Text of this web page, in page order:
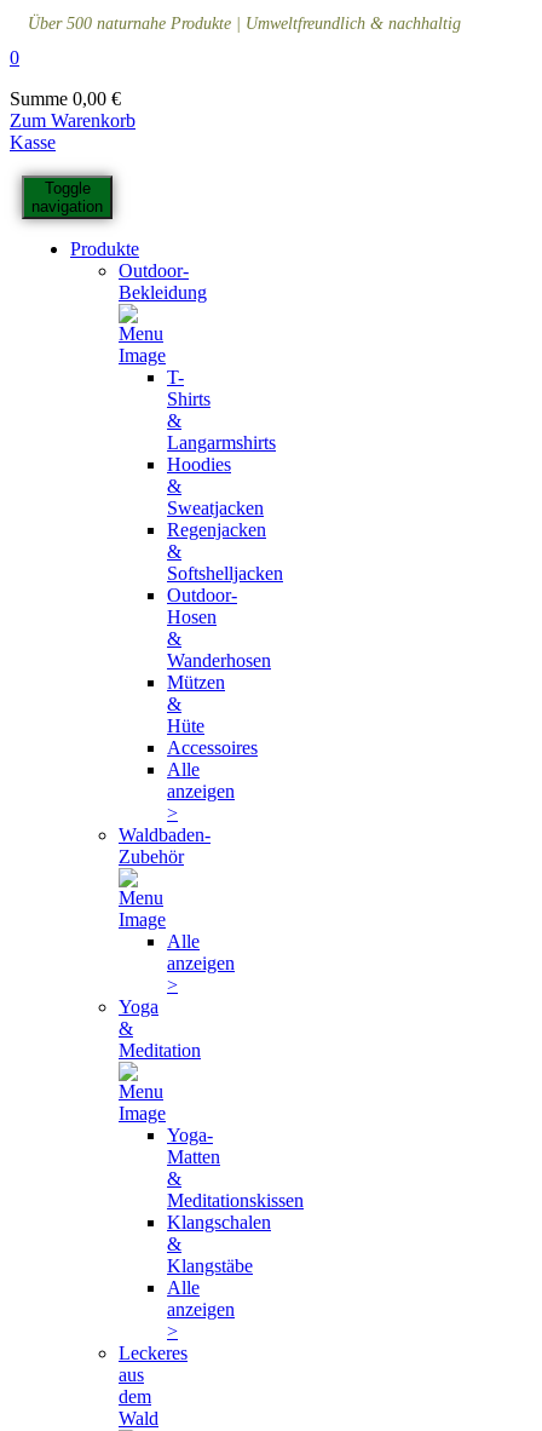
Über 500 naturnahe Produkte | Umweltfreundlich & nachhaltig
0
Summe 0,00 €
Zum Warenkorb
Kasse
Toggle
navigation
Produkte
Outdoor-
Bekleidung
T-
Shirts
&
Langarmshirts
Hoodies
&
Sweatjacken
Regenjacken
&
Softshelljacken
Outdoor-
Hosen
&
Wanderhosen
Mützen
&
Hüte
Accessoires
Alle
anzeigen
>
Waldbaden-
Zubehör
Alle
anzeigen
>
Yoga
&
Meditation
Yoga-
Matten
&
Meditationskissen
Klangschalen
&
Klangstäbe
Alle
anzeigen
>
Leckeres
aus
dem
Wald